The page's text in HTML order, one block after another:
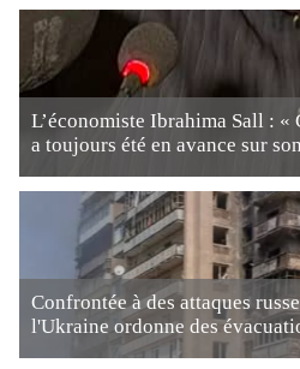
L’économiste Ibrahima Sall : «
a toujours été en avance sur
Confrontée à des attaques
l'Ukraine ordonne des